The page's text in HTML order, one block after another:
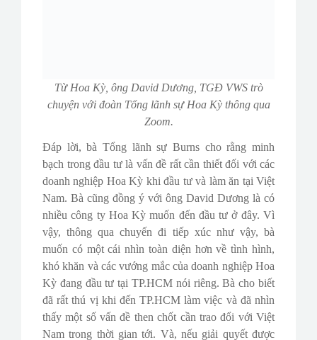
Từ Hoa Kỳ, ông David Dương, TGĐ VWS trò
chuyện với đoàn Tổng lãnh sự Hoa Kỳ thông qua
Zoom.
Đáp lời, bà Tổng lãnh sự Burns cho rằng minh
bạch trong đầu tư là vấn đề rất cần thiết đối với các
doanh nghiệp Hoa Kỳ khi đầu tư và làm ăn tại Việt
Nam. Bà cũng đồng ý với ông David Dương là có
nhiều công ty Hoa Kỳ muốn đến đầu tư ở đây. Vì
vậy, thông qua chuyến đi tiếp xúc như vậy, bà
muốn có một cái nhìn toàn diện hơn về tình hình,
khó khăn và các vướng mắc của doanh nghiệp Hoa
Kỳ đang đầu tư tại TP.HCM nói riêng. Bà cho biết
đã rất thú vị khi đến TP.HCM làm việc và đã nhìn
thấy một số vấn đề then chốt cần trao đổi với Việt
Nam trong thời gian tới. Và, nếu giải quyết được